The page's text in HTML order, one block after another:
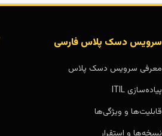
سرویس دسک پلاس فارسی
معرفی سرویس دسک پلاس
پیاده‌سازی ITIL
قابلیت‌ها و ویژگی‌ها